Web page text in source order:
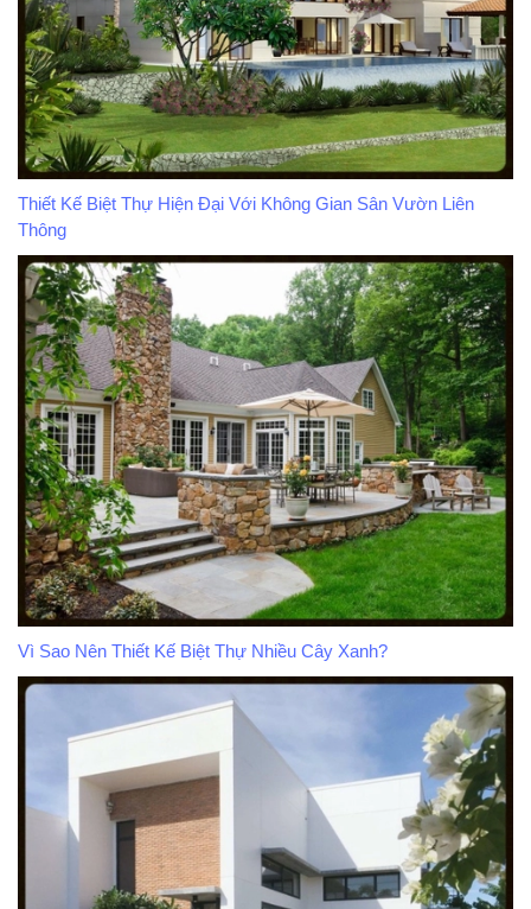
Thiết Kế Biệt Thự Hiện Đại Với Không Gian Sân Vườn Liên
Thông
Vì Sao Nên Thiết Kế Biệt Thự Nhiều Cây Xanh?